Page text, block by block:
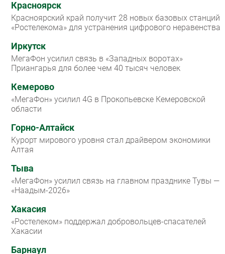
Красноярск
Красноярский край получит 28 новых базовых станций
«Ростелекома» для устранения цифрового неравенства
Иркутск
МегаФон усилил связь в «Западных воротах»
Приангарья для более чем 40 тысяч человек
Кемерово
«МегаФон» усилил 4G в Прокопьевске Кемеровской
области
Горно-Алтайск
Курорт мирового уровня стал драйвером экономики
Алтая
Тыва
«МегаФон» усилил связь на главном празднике Тувы —
«Наадым-2026»
Хакасия
«Ростелеком» поддержал добровольцев-спасателей
Хакасии
Барнаул